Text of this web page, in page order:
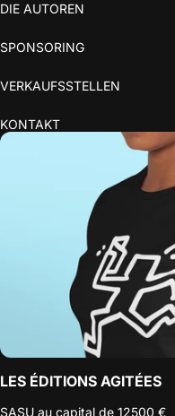
DIE AUTOREN
SPONSORING
VERKAUFSSTELLEN
KONTAKT
LES ÉDITIONS AGITÉES
SASU au capital de 12500 €